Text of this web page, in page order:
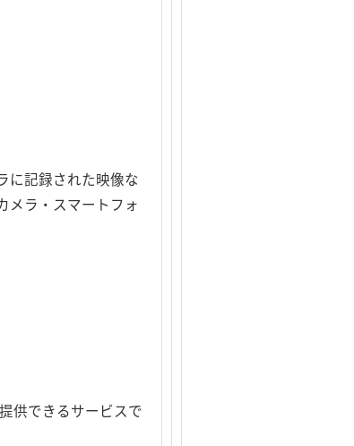
に記録された映像な
メラ・スマートフォ
供できるサービスで